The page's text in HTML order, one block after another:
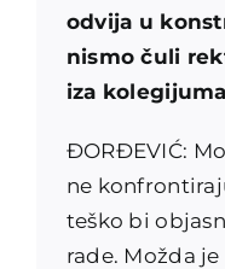
odvija u
nismo čuli
iza
ĐORĐEVIĆ:
ne
teško bi
rade. Možda